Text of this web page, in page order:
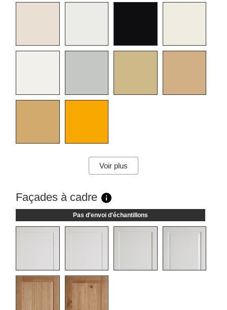
Voir plus
Façades à cadre
Pas d'envoi d'échantillons